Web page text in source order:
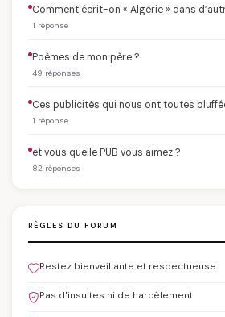
Comment écrit-on « Algérie » dans
1 réponse
Poèmes de mon père ?
49 réponses
Ces publicités qui nous ont toutes
1 réponse
et vous quelle PUB vous aimez ?
82 réponses
RÈGLES DU FORUM
Restez bienveillante et respectueuse
Pas d'insultes ni de harcèlement